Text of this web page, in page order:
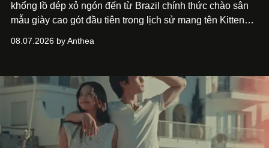
khổng lồ dép xỏ ngón đến từ Brazil chính thức chào sân
mẫu giày cao gót đầu tiên trong lịch sử mang tên Kitten
08.07.2026 by Anthea